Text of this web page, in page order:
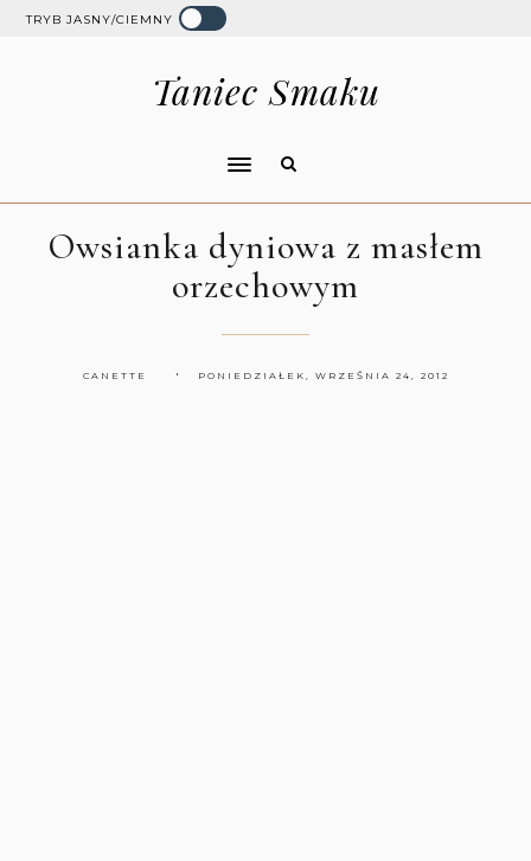
TRYB JASNY/CIEMNY
Taniec Smaku
Owsianka dyniowa z masłem
orzechowym
CANETTE PONIEDZIAŁEK, WRZEŚNIA 24, 2012